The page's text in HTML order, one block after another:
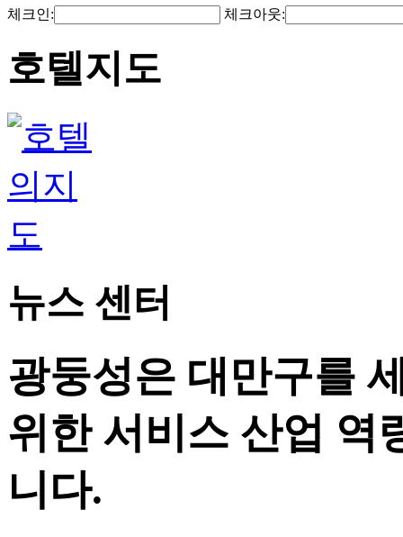
체크인: 체크아웃:
호텔지도
뉴스 센터
광둥성은 대만구를
위한 서비스 산업 역
니다.